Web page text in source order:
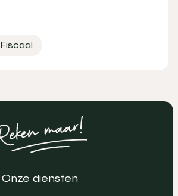
Fiscaal
Onze diensten